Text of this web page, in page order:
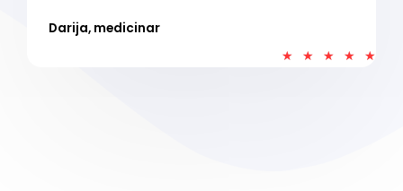
Darija, medicinar
★ ★ ★ ★ ★